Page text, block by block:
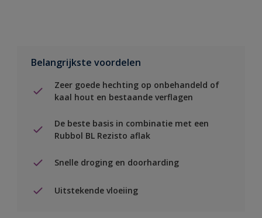
Belangrijkste voordelen
Zeer goede hechting op onbehandeld of
kaal hout en bestaande verflagen
De beste basis in combinatie met een
Rubbol BL Rezisto aflak
Snelle droging en doorharding
Uitstekende vloeiing